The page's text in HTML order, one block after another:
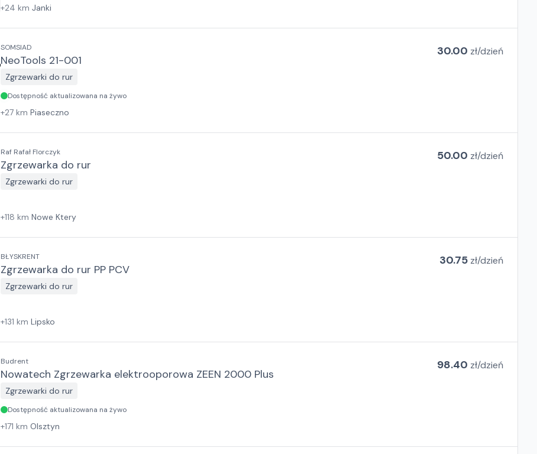
+24 km Janki
SOMSIAD
NeoTools 21-001
Zgrzewarki do rur
30.00 zł/dzień
Dostępność aktualizowana na żywo
+27 km Piaseczno
Raf Rafał Florczyk
Zgrzewarka do rur
Zgrzewarki do rur
50.00 zł/dzień
+118 km Nowe Ktery
BŁYSKRENT
Zgrzewarka do rur PP PCV
Zgrzewarki do rur
30.75 zł/dzień
+131 km Lipsko
Budrent
Nowatech Zgrzewarka elektrooporowa ZEEN 2000 Plus
Zgrzewarki do rur
98.40 zł/dzień
Dostępność aktualizowana na żywo
+171 km Olsztyn